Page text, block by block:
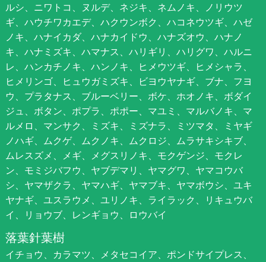
ルシ、ニワトコ、ヌルデ、ネジキ、ネムノキ、ノリウツ
ギ、ハウチワカエデ、ハクウンボク、ハコネウツギ、ハゼ
ノキ、ハナイカダ、ハナカイドウ、ハナズオウ、ハナノ
キ、ハナミズキ、ハマナス、ハリギリ、ハリグワ、ハルニ
レ、ハンカチノキ、ハンノキ、ヒメウツギ、ヒメシャラ、
ヒメリンゴ、ヒュウガミズキ、ビヨウヤナギ、ブナ、フヨ
ウ、プラタナス、ブルーベリー、ボケ、ホオノキ、ボダイ
ジュ、ボタン、ポプラ、ポポー、マユミ、マルバノキ、マ
ルメロ、マンサク、ミズキ、ミズナラ、ミツマタ、ミヤギ
ノハギ、ムクゲ、ムクノキ、ムクロジ、ムラサキシキブ、
ムレスズメ、メギ、メグスリノキ、モクゲンジ、モクレ
ン、モミジバフウ、ヤブデマリ、ヤマグワ、ヤマコウバ
シ、ヤマザクラ、ヤマハギ、ヤマブキ、ヤマボウシ、ユキ
ヤナギ、ユスラウメ、ユリノキ、ライラック、リキュウバ
イ、リョウブ、レンギョウ、ロウバイ
落葉針葉樹
イチョウ、カラマツ、メタセコイア、ポンドサイプレス、